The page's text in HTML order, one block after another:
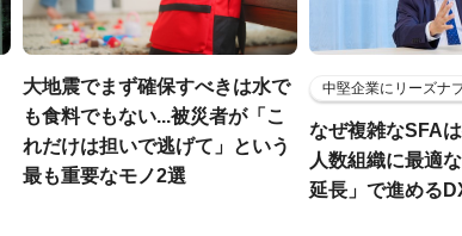
大地震でまず確保すべきは水で
も食料でもない...被災者が「こ
れだけは担いで逃げて」という
最も重要なモノ2選
中堅企業にリーズナ
なぜ複雑なSFA
人数組織に最適
延長」で進める